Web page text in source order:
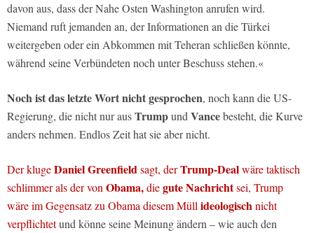
davon aus, dass der Nahe Osten Washington anrufen wird.
Niemand ruft jemanden an, der Informationen an die Türkei
weitergeben oder ein Abkommen mit Teheran schließen könnte,
während seine Verbündeten noch unter Beschuss stehen.«
Noch ist das letzte Wort nicht gesprochen, noch kann die US-
Regierung, die nicht nur ausTrumpund Vancebesteht, die Kurve
anders nehmen. Endlos Zeit hat sie aber nicht.
Der klugeDaniel Greenfieldsagt, derTrump-Dealwäre taktisch
schlimmer als der von Obama,diegute Nachrichtsei, Trump
wäre im Gegensatz zu Obama diesem Müll ideologischnicht
verpflichtetund könne seine Meinung ändern – wie auch den